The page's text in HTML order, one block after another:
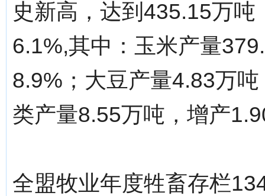
史新高，达到435.15万
6.1%,其中：玉米产量
8.9%；大豆产量4.83万
类产量8.55万吨，增产
全盟牧业年度牲畜存栏